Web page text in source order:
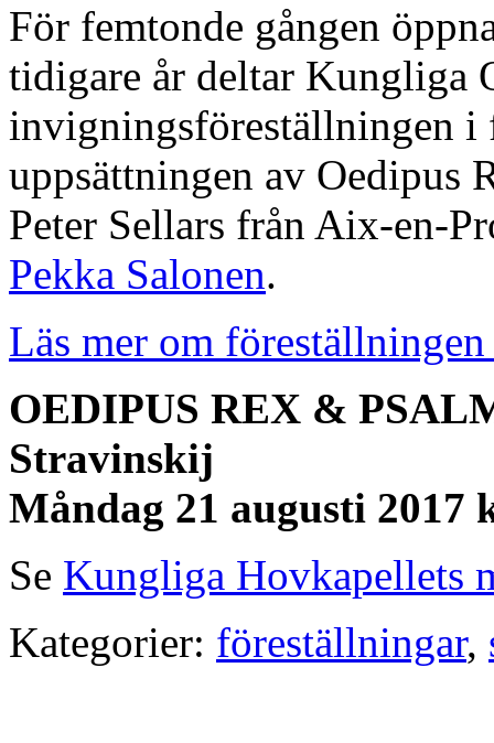
För femtonde gången
tidigare år deltar Kungliga
invigningsföreställningen i
uppsättningen av Oedipus
Peter Sellars från Aix-en-
Pekka Salonen.
Läs mer om föreställningen
OEDIPUS REX &
Stravinskij
Måndag 21 augusti 2017
Se Kungliga Hovkapellets
Kategorier: föreställningar,